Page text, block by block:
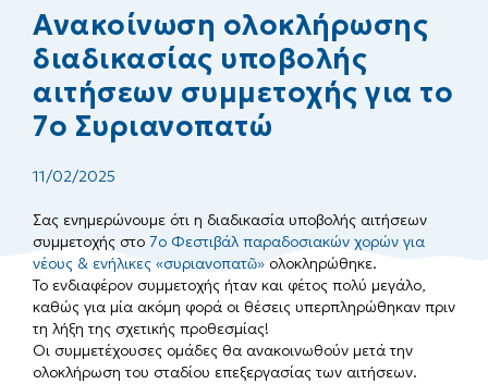
Ανακοίνωση ολοκλήρωσης
διαδικασίας υποβολής
αιτήσεων συμμετοχής για το
7ο Συριανοπατώ
11/02/2025
Σας ενημερώνουμε ότι η διαδικασία υποβολής αιτήσεων
συμμετοχής στο 7ο Φεστιβάλ παραδοσιακών χορών για
νέους & ενήλικες «συριανοπατῶ» ολοκληρώθηκε.
Το ενδιαφέρον συμμετοχής ήταν και φέτος πολύ μεγάλο,
καθώς για μία ακόμη φορά οι θέσεις υπερπληρώθηκαν πριν
τη λήξη της σχετικής προθεσμίας!
Οι συμμετέχουσες ομάδες θα ανακοινωθούν μετά την
ολοκλήρωση του σταδίου επεξεργασίας των αιτήσεων.